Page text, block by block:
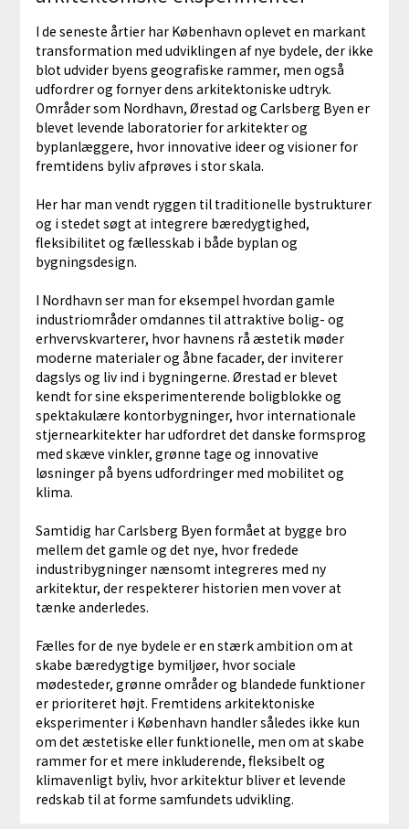
I de seneste årtier har København oplevet en markant
transformation med udviklingen af nye bydele, der ikke
blot udvider byens geografiske rammer, men også
udfordrer og fornyer dens arkitektoniske udtryk.
Områder som Nordhavn, Ørestad og Carlsberg Byen er
blevet levende laboratorier for arkitekter og
byplanlæggere, hvor innovative ideer og visioner for
fremtidens byliv afprøves i stor skala.
Her har man vendt ryggen til traditionelle bystrukturer
og i stedet søgt at integrere bæredygtighed,
fleksibilitet og fællesskab i både byplan og
bygningsdesign.
I Nordhavn ser man for eksempel hvordan gamle
industriområder omdannes til attraktive bolig- og
erhvervskvarterer, hvor havnens rå æstetik møder
moderne materialer og åbne facader, der inviterer
dagslys og liv ind i bygningerne. Ørestad er blevet
kendt for sine eksperimenterende boligblokke og
spektakulære kontorbygninger, hvor internationale
stjernearkitekter har udfordret det danske formsprog
med skæve vinkler, grønne tage og innovative
løsninger på byens udfordringer med mobilitet og
klima.
Samtidig har Carlsberg Byen formået at bygge bro
mellem det gamle og det nye, hvor fredede
industribygninger nænsomt integreres med ny
arkitektur, der respekterer historien men vover at
tænke anderledes.
Fælles for de nye bydele er en stærk ambition om at
skabe bæredygtige bymiljøer, hvor sociale
mødesteder, grønne områder og blandede funktioner
er prioriteret højt. Fremtidens arkitektoniske
eksperimenter i København handler således ikke kun
om det æstetiske eller funktionelle, men om at skabe
rammer for et mere inkluderende, fleksibelt og
klimavenligt byliv, hvor arkitektur bliver et levende
redskab til at forme samfundets udvikling.